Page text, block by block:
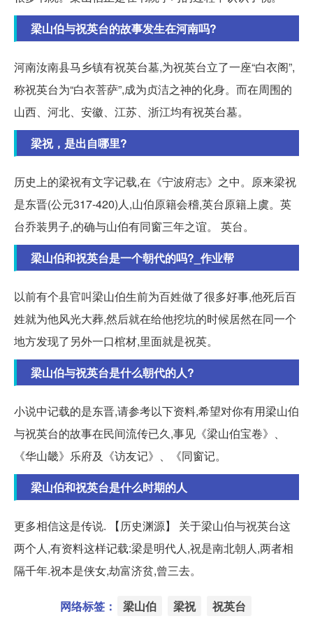
梁山伯与祝英台的故事发生在河南吗?
河南汝南县马乡镇有祝英台墓,为祝英台立了一座“白衣阁”,
称祝英台为“白衣菩萨”,成为贞洁之神的化身。而在周围的
山西、河北、安徽、江苏、浙江均有祝英台墓。
梁祝，是出自哪里?
历史上的梁祝有文字记载,在《宁波府志》之中。原来梁祝
是东晋(公元317-420)人,山伯原籍会稽,英台原籍上虞。英
台乔装男子,的确与山伯有同窗三年之谊。 英台。
梁山伯和祝英台是一个朝代的吗?_作业帮
以前有个县官叫梁山伯生前为百姓做了很多好事,他死后百
姓就为他风光大葬,然后就在给他挖坑的时候居然在同一个
地方发现了另外一口棺材,里面就是祝英。
梁山伯与祝英台是什么朝代的人?
小说中记载的是东晋,请参考以下资料,希望对你有用梁山伯
与祝英台的故事在民间流传已久,事见《梁山伯宝卷》、
《华山畿》乐府及《访友记》、《同窗记。
梁山伯和祝英台是什么时期的人
更多相信这是传说. 【历史渊源】 关于梁山伯与祝英台这
两个人,有资料这样记载:梁是明代人,祝是南北朝人,两者相
隔千年.祝本是侠女,劫富济贫,曾三去。
网络标签： 梁山伯 梁祝 祝英台